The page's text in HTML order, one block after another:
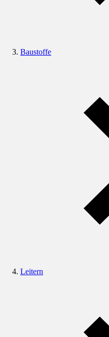
Baustoffe
Leitern